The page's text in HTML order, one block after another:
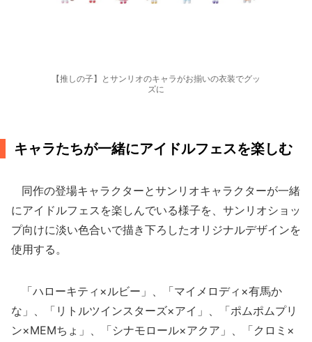
【推しの子】とサンリオのキャラがお揃いの衣装でグッ
ズに
キャラたちが一緒にアイドルフェスを楽しむ
同作の登場キャラクターとサンリオキャラクターが一緒
にアイドルフェスを楽しんでいる様子を、サンリオショッ
プ向けに淡い色合いで描き下ろしたオリジナルデザインを
使用する。
「ハローキティ×ルビー」、「マイメロディ×有馬か
な」、「リトルツインスターズ×アイ」、「ポムポムプリ
ン×MEMちょ」、「シナモロール×アクア」、「クロミ×